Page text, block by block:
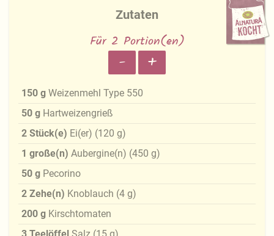
Zutaten
Für 2 Portion(en)
- +
150 g Weizenmehl Type 550
50 g Hartweizengrieß
2 Stück(e) Ei(er) (120 g)
1 große(n) Aubergine(n) (450 g)
50 g Pecorino
2 Zehe(n) Knoblauch (4 g)
200 g Kirschtomaten